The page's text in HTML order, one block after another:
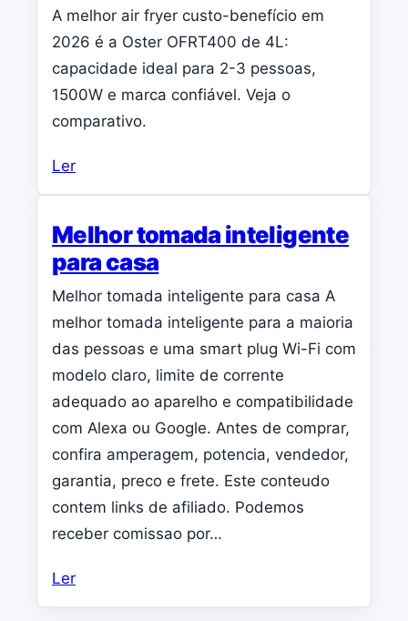
A melhor air fryer custo-benefício em
2026 é a Oster OFRT400 de 4L:
capacidade ideal para 2-3 pessoas,
1500W e marca confiável. Veja o
comparativo.
Ler
Melhor tomada inteligente
para casa
Melhor tomada inteligente para casa A
melhor tomada inteligente para a maioria
das pessoas e uma smart plug Wi-Fi com
modelo claro, limite de corrente
adequado ao aparelho e compatibilidade
com Alexa ou Google. Antes de comprar,
confira amperagem, potencia, vendedor,
garantia, preco e frete. Este conteudo
contem links de afiliado. Podemos
receber comissao por…
Ler